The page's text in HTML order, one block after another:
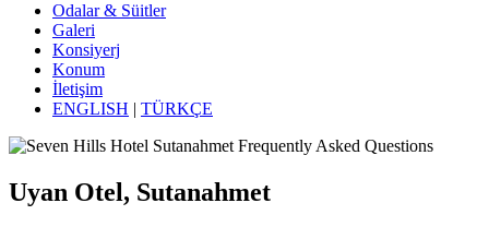
Odalar & Süitler
Galeri
Konsiyerj
Konum
İletişim
ENGLISH | TÜRKÇE
Uyan Otel, Sutanahmet